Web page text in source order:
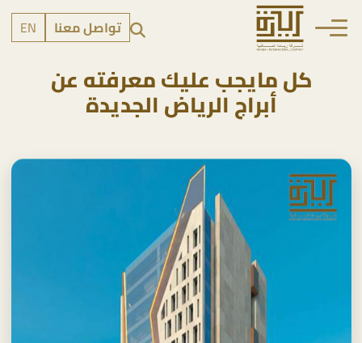
تواصل معنا EN
كل مايجب عليك معرفته عن
أبراج الرياض الجديدة